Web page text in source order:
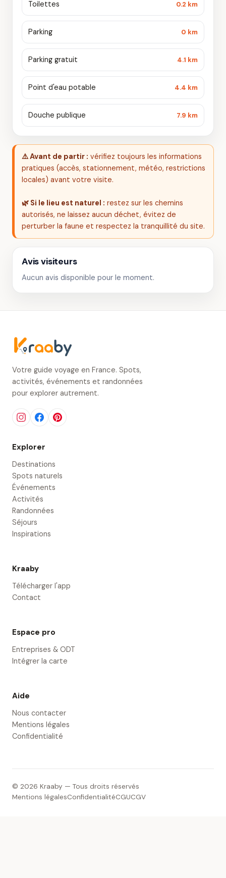
Toilettes 0.2 km
Parking 0 km
Parking gratuit 4.1 km
Point d'eau potable 4.4 km
Douche publique 7.9 km
⚠️ Avant de partir : vérifiez toujours les informations
pratiques (accès, stationnement, météo, restrictions
locales) avant votre visite.
🌿 Si le lieu est naturel : restez sur les chemins
autorisés, ne laissez aucun déchet, évitez de
perturber la faune et respectez la tranquillité du site.
Avis visiteurs
Aucun avis disponible pour le moment.
Votre guide voyage en France. Spots,
activités, événements et randonnées
pour explorer autrement.
Explorer
Destinations
Spots naturels
Événements
Activités
Randonnées
Séjours
Inspirations
Kraaby
Télécharger l'app
Contact
Espace pro
Entreprises & ODT
Intégrer la carte
Aide
Nous contacter
Mentions légales
Confidentialité
© 2026 Kraaby — Tous droits réservés
Mentions légalesConfidentialitéCGUCGV